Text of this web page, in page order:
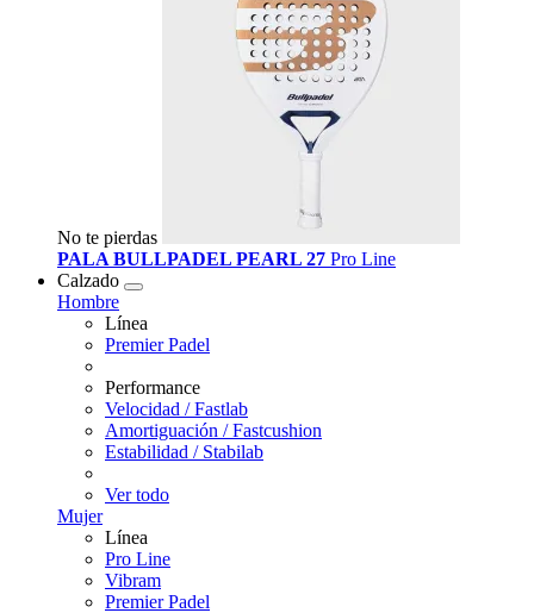
No te pierdas
PALA BULLPADEL PEARL 27 Pro Line
Calzado
Hombre
Línea
Premier Padel
Performance
Velocidad / Fastlab
Amortiguación / Fastcushion
Estabilidad / Stabilab
Ver todo
Mujer
Línea
Pro Line
Vibram
Premier Padel